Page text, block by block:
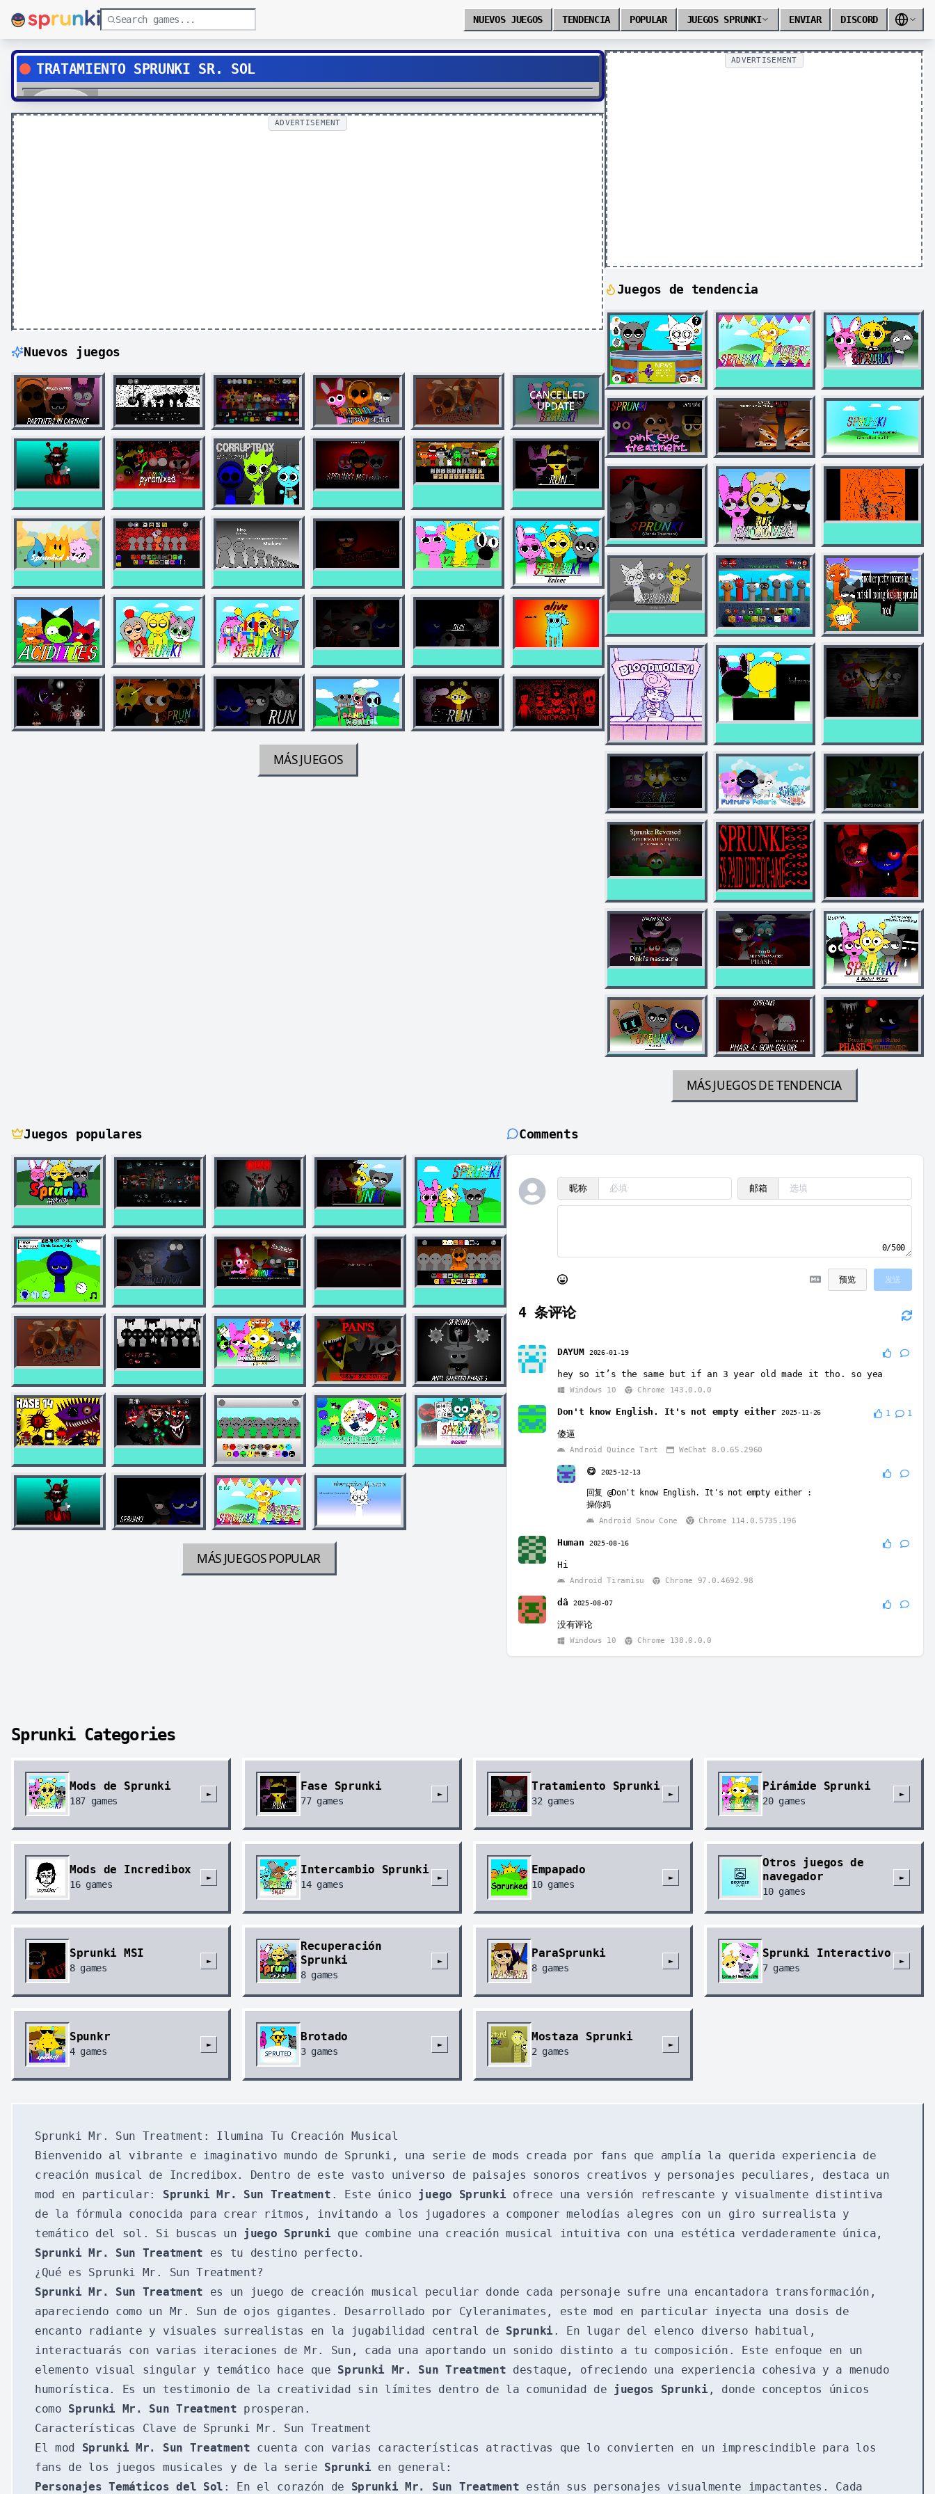
NUEVOS JUEGOS TENDENCIA POPULAR JUEGOS SPRUNKI ENVIAR DISCORD
TRATAMIENTO SPRUNKI SR. SOL
Play ADVERTISEMENT
Nuevos juegos
MÁS JUEGOS
ADVERTISEMENT
Juegos de tendencia
MÁS JUEGOS DE TENDENCIA
Juegos populares
MÁS JUEGOSPOPULAR
Comments
昵称 邮箱
0/500
预览 发送
4 条评论
DAYUM 2026-01-19
hey so it’s the same but if an 3 year old made it tho. so yea
Windows 10 Chrome 143.0.0.0
Don't know English. It's not empty either 2025-11-26 1 1
傻逼
Android Quince Tart WeChat 8.0.65.2960
😋 2025-12-13
回复 @Don't know English. It's not empty either:
操你妈
Android Snow Cone
Chrome 114.0.5735.196
Human 2025-08-16
Hi
Android Tiramisu Chrome 97.0.4692.98
dâ2025-08-07
没有评论
Windows 10 Chrome 138.0.0.0
Sprunki Categories
Mods de Sprunki
187 games
►
Fase Sprunki
77games
►
Tratamiento Sprunki
32 games
►
Pirámide Sprunki
20games
►
Mods de Incredibox
16games
►
Intercambio Sprunki
14games
►
Empapado
10games
►
Otros juegos de
navegador
10games
►
Sprunki MSI
8games
►
Recuperación
Sprunki
8games
►
ParaSprunki
8games
►
Sprunki Interactivo
7games
►
Spunkr
4games
►
Brotado
3games
►
Mostaza Sprunki
2 games
►
Sprunki Mr. Sun Treatment: Ilumina Tu Creación Musical
Bienvenido al vibrante e imaginativo mundo de Sprunki, una serie de mods creada por fans que amplía la querida experiencia de
creación musical de Incredibox. Dentro de este vasto universo de paisajes sonoros creativos y personajes peculiares, destaca un
mod en particular: Sprunki Mr. Sun Treatment . Este único juego Sprunki ofrece una versión refrescante y visualmente distintiva
de la fórmula conocida para crear ritmos, invitando a los jugadores a componer melodías alegres con un giro surrealista y
temático del sol. Si buscas un
juego Sprunki que combine una creación musical intuitiva con una estética verdaderamente única,
Sprunki Mr. Sun Treatment es tu destino perfecto.
¿Qué es Sprunki Mr. Sun Treatment?
Sprunki Mr. Sun Treatment es un juego de creación musical peculiar donde cada personaje sufre una encantadora transformación,
apareciendo como un Mr. Sun de ojos gigantes. Desarrollado por Cyleranimates, este mod en particular inyecta una dosis de
encanto radiante y visuales surrealistas en la jugabilidad central de Sprunki . En lugar del elenco diverso habitual,
interactuarás con varias iteraciones de Mr. Sun, cada una aportando un sonido distinto a tu composición. Este enfoque en un
elemento visual singular y temático hace que Sprunki Mr. Sun Treatment destaque, ofreciendo una experiencia cohesiva y a menudo
humorística. Es un testimonio de la creatividad sin límites dentro de la comunidad de
juegos Sprunki , donde conceptos únicos
como Sprunki Mr. Sun Treatment prosperan.
Características Clave de Sprunki Mr. Sun Treatment
El mod Sprunki Mr. Sun Treatment cuenta con varias características atractivas que lo convierten en un imprescindible para los
fans de los juegos musicales y de la serie Sprunki en general:
Personajes Temáticos del Sol : En el corazón de Sprunki Mr. Sun Treatment están sus personajes visualmente impactantes. Cada